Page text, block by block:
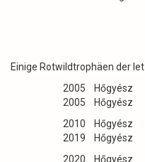
Einige Rotwildtrophäen der
2005
2005
2010
2019
2020